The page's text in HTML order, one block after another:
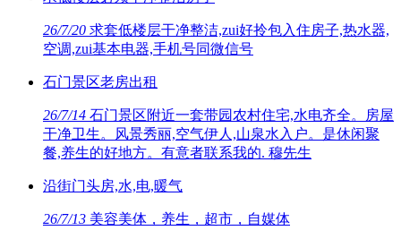
26/7/20 求套低楼层干净整洁,zui好拎包入住房子,热水器,
空调,zui基本电器,手机号同微信号
石门景区老房出租
26/7/14 石门景区附近一套带园农村住宅,水电齐全。房屋
干净卫生。风景秀丽,空气伊人,山泉水入户。是休闲聚
餐,养生的好地方。有意者联系我的. 穆先生
沿街门头房,水,电,暖气
26/7/13 美容美体，养生，超市，自媒体